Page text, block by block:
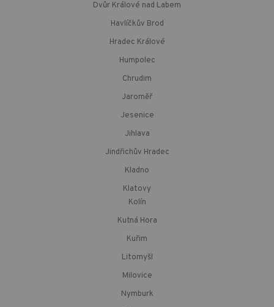
Dvůr Králové nad Labem
Havlíčkův Brod
Hradec Králové
Humpolec
Chrudim
Jaroměř
Jesenice
Jihlava
Jindřichův Hradec
Kladno
Klatovy
Kolín
Kutná Hora
Kuřim
Litomyšl
Milovice
Nymburk